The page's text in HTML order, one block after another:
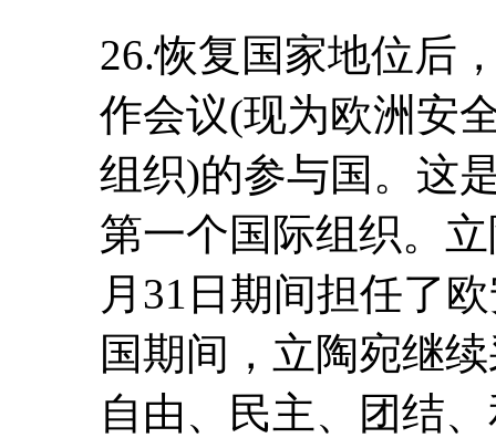
26.恢复国家地位后
作会议(现为欧洲安
组织)的参与国。这
第一个国际组织。
月31日期间担任了
国期间，立陶宛继
自由、民主、团结